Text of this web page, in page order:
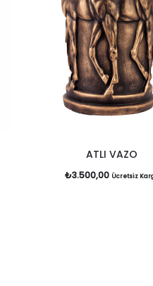
ATLI VAZO
₺3.500,00 Ücretsiz